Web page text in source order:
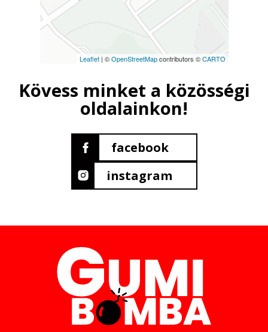
Leaflet| ©OpenStreetMapcontributors ©CARTO
Kövess minket a közösségi
oldalainkon!
facebook
instagram